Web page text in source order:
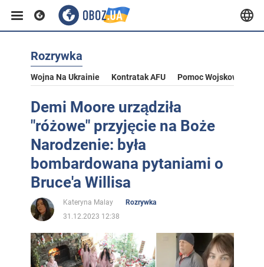
Rozrywka
Wojna Na Ukrainie Kontratak AFU Pomoc Wojskowa Dla
Demi Moore urządziła
"różowe" przyjęcie na Boże
Narodzenie: była
bombardowana pytaniami o
Bruce'a Willisa
Kateryna Malay
Rozrywka
31.12.2023 12:38